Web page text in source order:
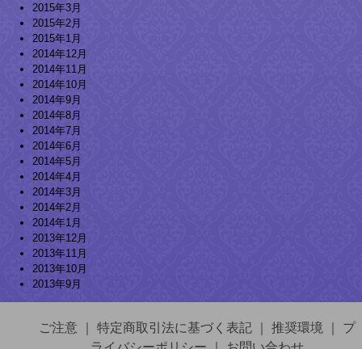
2015年3月
2015年2月
2015年1月
2014年12月
2014年11月
2014年10月
2014年9月
2014年8月
2014年7月
2014年6月
2014年5月
2014年4月
2014年3月
2014年2月
2014年1月
2013年12月
2013年11月
2013年10月
2013年9月
ご注意 特定商取引法に基づく表記 推奨環境
プ